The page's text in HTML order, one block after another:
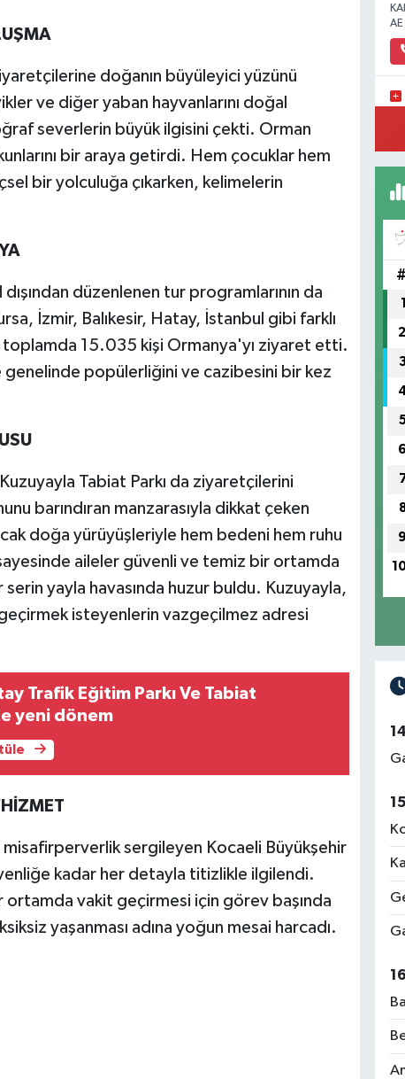
doğanın büyüleyici yüzünü
ve diğer yaban hayvanlarını doğal
severlerin büyük ilgisini çekti. Orman
bir araya getirdi. Hem çocuklar hem
bir yolculuğa çıkarken, kelimelerin
düzenlenen tur programlarının da
İzmir, Balıkesir, Hatay, İstanbul gibi farklı
15.035 kişi Ormanya'yı ziyaret etti.
genelinde popülerliğini ve cazibesini bir kez
Tabiat Parkı da ziyaretçilerini
barındıran manzarasıyla dikkat çeken
doğa yürüyüşleriyle hem bedeni hem ruhu
aileler güvenli ve temiz bir ortamda
yayla havasında huzur buldu. Kuzuyayla,
isteyenlerin vazgeçilmez adresi
Trafik Eğitim Parkı Ve Tabiat
yeni dönem
HİZMET
sergileyen Kocaeli Büyükşehir
kadar her detayla titizlikle ilgilendi.
vakit geçirmesi için görev başında
yaşanması adına yoğun mesai harcadı.
AE
#
1
2
6
9